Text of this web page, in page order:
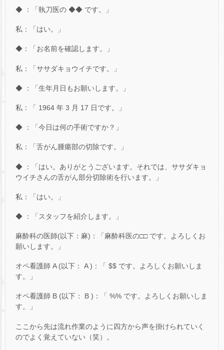
◆ ：「執刀医の ◆◆ です。」
私：「はい。」
◆：「お名前を確認します。」
私：「ササダキョウイチです。」
◆ ：「生年月日もお願いします。」
私：「 1964 年 3 月 17 日です。」
◆ ：「今日は何の手術ですか？」
私：「舌がん腫瘍部の切除です。」
◆ ：「はい。ありがとうございます。それでは、ササダキョ
ウイチさんの舌がん部分切除術を行います。」
私：「はい。」
◆ ：「スタッフを紹介します。」
麻酔科の医師(以下：麻)：「麻酔科医の□□ です。よろしくお
願いします。」
オペ看護師 A (以下： A )：「 $$ です。よろしくお願いしま
す。」
オペ看護師 B (以下： B )：「 %% です。よろしくお願いしま
す。」
ここから先は流れ作業のように四方から声を掛けられていく
のでよく覚えていない（笑）。